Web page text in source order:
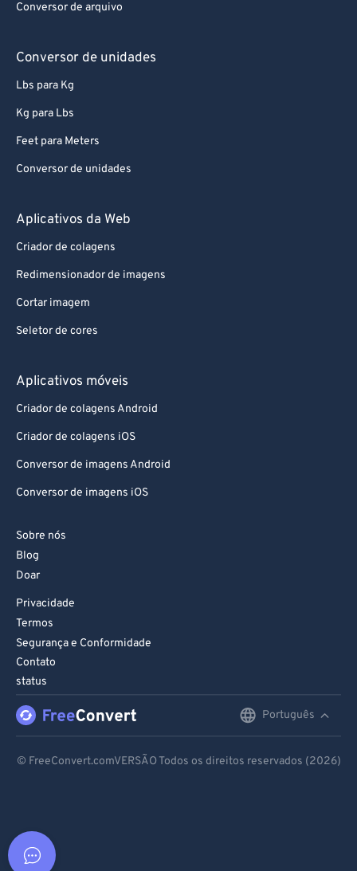
Conversor de arquivo
Conversor de unidades
Lbs para Kg
Kg para Lbs
Feet para Meters
Conversor de unidades
Aplicativos da Web
Criador de colagens
Redimensionador de imagens
Cortar imagem
Seletor de cores
Aplicativos móveis
Criador de colagens Android
Criador de colagens iOS
Conversor de imagens Android
Conversor de imagens iOS
Sobre nós
Blog
Doar
Privacidade
Termos
Segurança e Conformidade
Contato
status
Português
© FreeConvert.comVERSÃO Todos os direitos reservados (2026)